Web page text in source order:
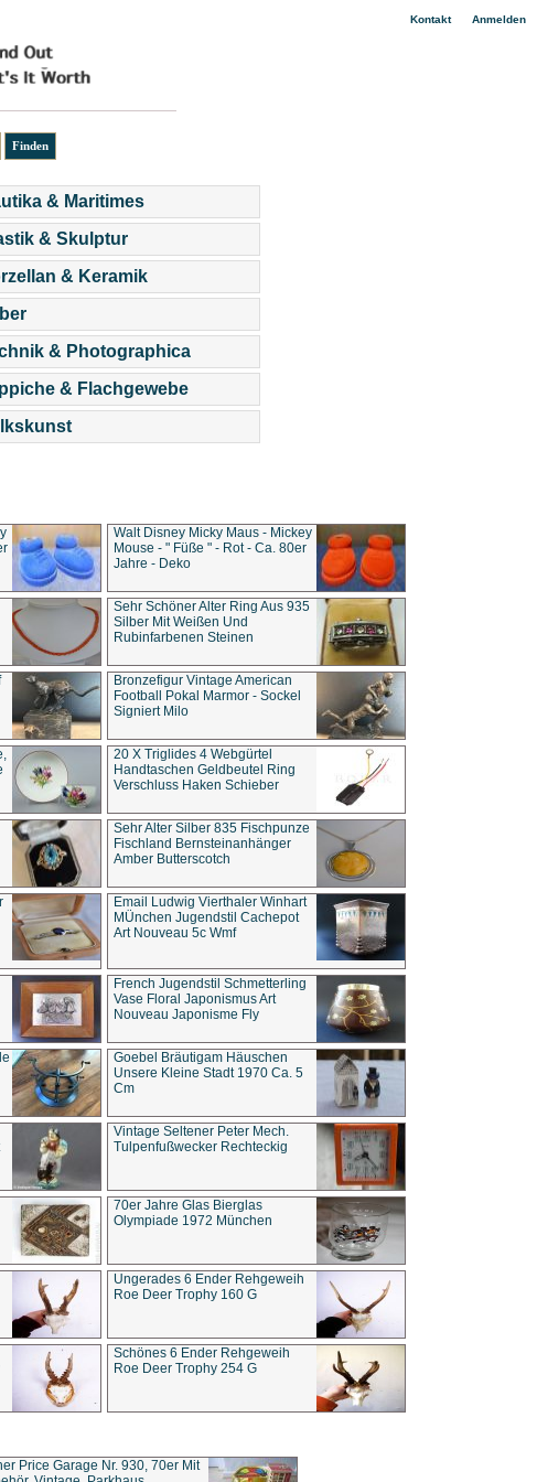
Kontakt| Anmelden
& Maritimes
& Skulptur
& Keramik
& Photographica
& Flachgewebe
Walt Disney Micky Maus - Mickey
Mouse - " Füße " - Rot - Ca. 80er
Jahre - Deko
Sehr Schöner Alter Ring Aus 935
Silber Mit Weißen Und
Rubinfarbenen Steinen
Bronzefigur Vintage American
Football Pokal Marmor - Sockel
Signiert Milo
20 X Triglides 4 Webgürtel
Handtaschen Geldbeutel Ring
Verschluss Haken Schieber
Sehr Alter Silber 835 Fischpunze
Fischland Bernsteinanhänger
Amber Butterscotch
Email Ludwig Vierthaler Winhart
MÜnchen Jugendstil Cachepot
Art Nouveau 5c Wmf
French Jugendstil Schmetterling
Vase Floral Japonismus Art
Nouveau Japonisme Fly
Goebel Bräutigam Häuschen
Unsere Kleine Stadt 1970 Ca. 5
Cm
Vintage Seltener Peter Mech.
Tulpenfußwecker Rechteckig
70er Jahre Glas Bierglas
Olympiade 1972 München
Ungerades 6 Ender Rehgeweih
Roe Deer Trophy 160 G
Schönes 6 Ender Rehgeweih
Roe Deer Trophy 254 G
Price Garage Nr. 930, 70er Mit